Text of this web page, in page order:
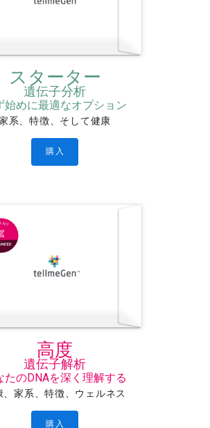
スターター
遺伝子分析
始めに最適なオプション
系、特徴、そして健康
購入
高度
遺伝子解析
たのDNAを深く理解する
、家系、特徴、ウェルネス
購入